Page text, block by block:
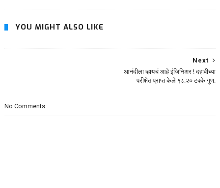
YOU MIGHT ALSO LIKE
Next
आनंदीला व्हायचं आहे इंजिनिअर ! दहावीच्या
परीक्षेत प्राप्त केले ९८.२० टक्के गुण.
No Comments: